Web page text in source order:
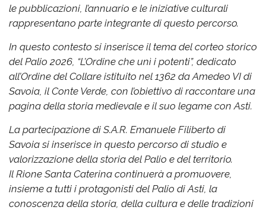
le pubblicazioni, l’annuario e le iniziative culturali
rappresentano parte integrante di questo percorso.
In questo contesto si inserisce il tema del corteo storico
del Palio 2026, “L’Ordine che unì i potenti”, dedicato
all’Ordine del Collare istituito nel 1362 da Amedeo VI di
Savoia, il Conte Verde, con l’obiettivo di raccontare una
pagina della storia medievale e il suo legame con Asti.
La partecipazione di S.A.R. Emanuele Filiberto di
Savoia si inserisce in questo percorso di studio e
valorizzazione della storia del Palio e del territorio.
Il Rione Santa Caterina continuerà a promuovere,
insieme a tutti i protagonisti del Palio di Asti, la
conoscenza della storia, della cultura e delle tradizioni